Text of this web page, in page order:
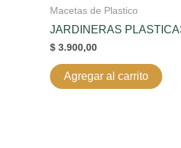
Macetas de Plastico
JARDINERAS
$ 3.900,00
Agregar al carrito